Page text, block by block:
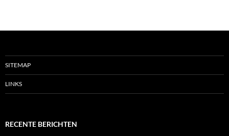
SITEMAP
LINKS
RECENTE BERICHTEN